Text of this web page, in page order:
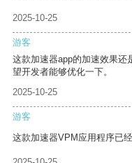
2025-10-25
游客
这款加速器app的加速效果还
望开发者能够优化一下。
2025-10-25
游客
这款加速器VPM应用程序已